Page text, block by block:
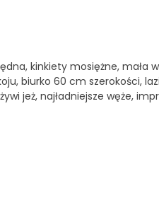
kinkiety mosiężne, mała
biurko 60 cm szerokości,
jeż, najładniejsze węże,